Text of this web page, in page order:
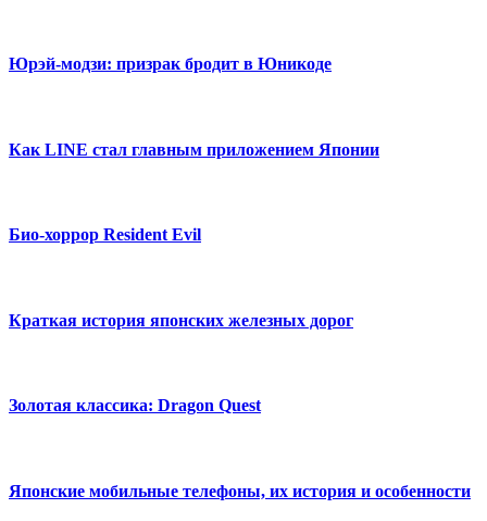
Юрэй-модзи: призрак бродит в Юникоде
Как LINE стал главным приложением Японии
Био-хоррор Resident Evil
Краткая история японских железных дорог
Золотая классика: Dragon Quest
Японские мобильные телефоны, их история и особенности